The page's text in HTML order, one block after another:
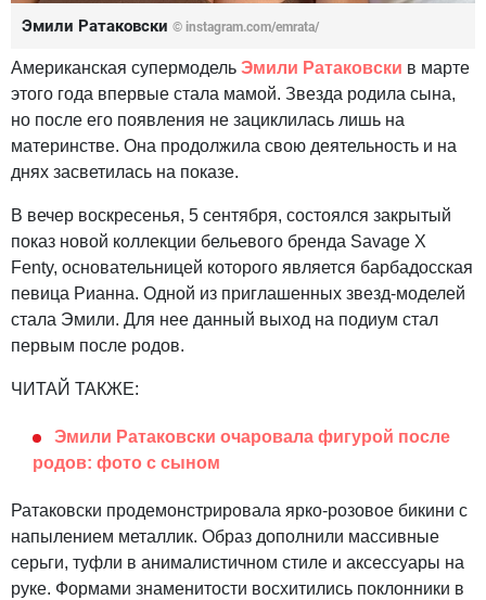
Эмили Ратаковски © instagram.com/emrata/
Американская супермодель Эмили Ратаковски в марте
этого года впервые стала мамой. Звезда родила сына,
но после его появления не зациклилась лишь на
материнстве. Она продолжила свою деятельность и на
днях засветилась на показе.
В вечер воскресенья, 5 сентября, состоялся закрытый
показ новой коллекции бельевого бренда Savage X
Fenty, основательницей которого является барбадосская
певица Рианна. Одной из приглашенных звезд-моделей
стала Эмили. Для нее данный выход на подиум стал
первым после родов.
ЧИТАЙ ТАКЖЕ:
Эмили Ратаковски очаровала фигурой после
родов: фото с сыном
Ратаковски продемонстрировала ярко-розовое бикини с
напылением металлик. Образ дополнили массивные
серьги, туфли в анималистичном стиле и аксессуары на
руке. Формами знаменитости восхитились поклонники в